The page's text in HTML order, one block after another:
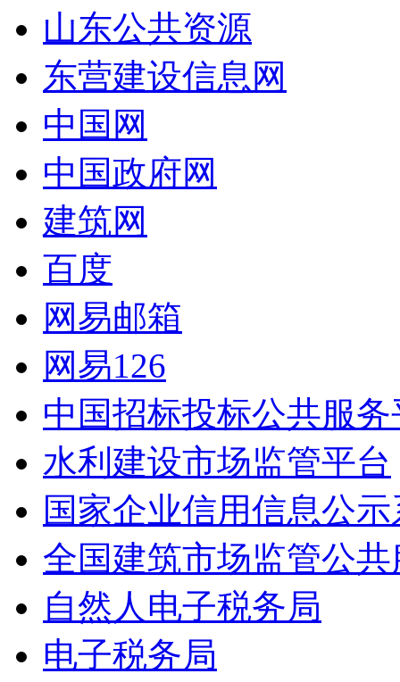
山东公共资源
东营建设信息网
中国网
中国政府网
建筑网
百度
网易邮箱
网易126
中国招标投标公共服务
水利建设市场监管平台
国家企业信用信息公
全国建筑市场监管公
自然人电子税务局
电子税务局